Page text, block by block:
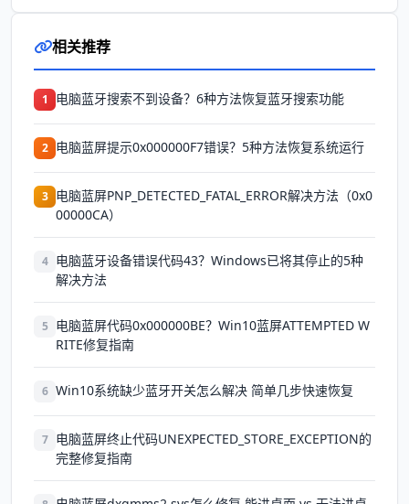
相关推荐
1 电脑蓝牙搜索不到设备？6种方法恢复蓝牙搜索功能
2 电脑蓝屏提示0x000000F7错误？5种方法恢复系统运行
3 电脑蓝屏PNP_DETECTED_FATAL_ERROR解决方法（0x0
00000CA）
4 电脑蓝牙设备错误代码43？Windows已将其停止的5种
解决方法
5 电脑蓝屏代码0x000000BE？Win10蓝屏ATTEMPTED W
RITE修复指南
6 Win10系统缺少蓝牙开关怎么解决 简单几步快速恢复
7 电脑蓝屏终止代码UNEXPECTED_STORE_EXCEPTION的
完整修复指南